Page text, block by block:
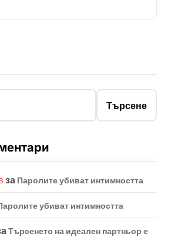
Търсене
за Паролите убиват интимността
убиват интимността
Търсенето на идеален партньор е